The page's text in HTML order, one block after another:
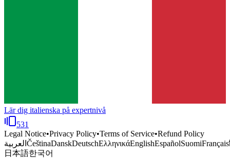
Lär dig italienska på expertnivå
531
Legal Notice•Privacy Policy•Terms of Service•Refund Policy
العربية ČeštinaDanskDeutschΕλληνικάEnglishEspañolSuomiFrançais
日本語한국어